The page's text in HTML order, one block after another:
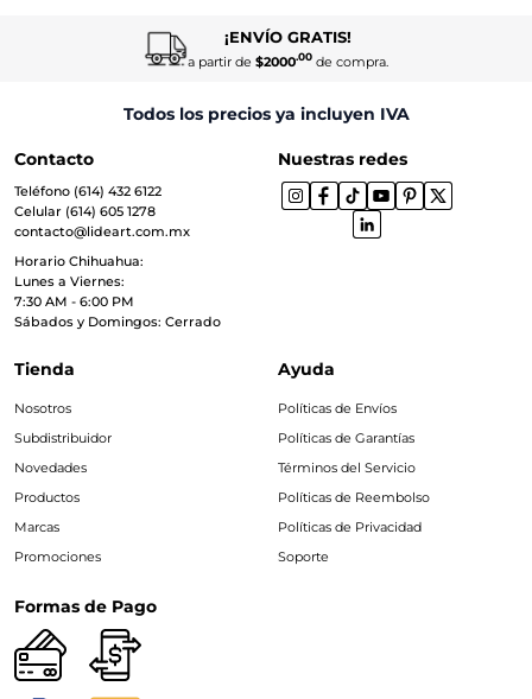
¡ENVÍO GRATIS!
a partir de $2000.00de compra.
Todos los precios ya incluyen IVA
Contacto
Teléfono (614) 432 6122
Celular (614) 605 1278
contacto@lideart.com.mx
Horario Chihuahua:
Lunes a Viernes:
7:30 AM - 6:00 PM
Sábados y Domingos: Cerrado
Nuestras redes
Tienda
Nosotros
Subdistribuidor
Novedades
Productos
Marcas
Promociones
Ayuda
Políticas de Envíos
Políticas de Garantías
Términos del Servicio
Políticas de Reembolso
Políticas de Privacidad
Soporte
Formas de Pago